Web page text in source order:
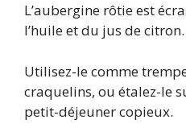
L’aubergine rôtie est
l’huile et du jus de citron.
Utilisez-le comme
craquelins, ou étalez-le
petit-déjeuner copieux.